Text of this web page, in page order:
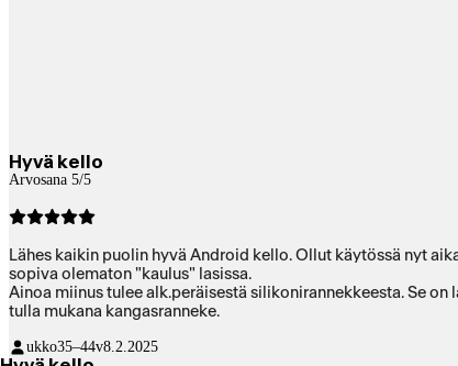
Hyvä kello
Arvosana 5/5
Lähes kaikin puolin hyvä Android kello. Ollut käytössä nyt
sopiva olematon "kaulus" lasissa.
Ainoa miinus tulee alk.peräisestä silikonirannekkeesta. Se
tulla mukana kangasranneke.
ukko35–44v8.2.2025